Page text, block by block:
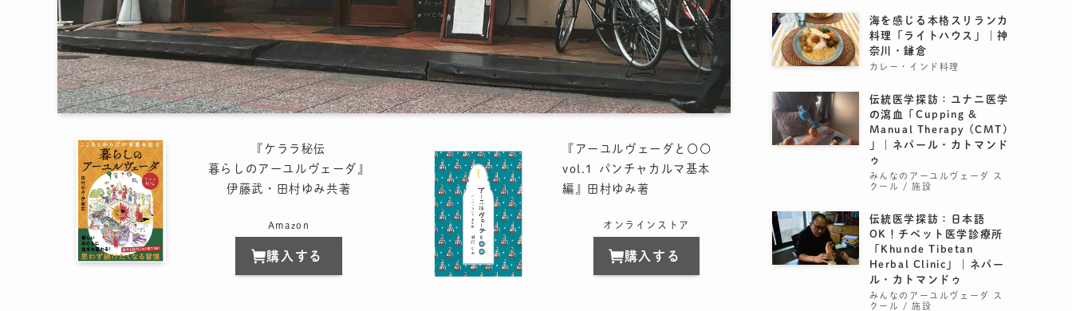
『ケララ秘伝
暮らしのアーユルヴェーダ』
伊藤武・田村ゆみ共著
Amazon
購入する
『アーユルヴェーダと〇〇
vol.1 パンチャカルマ基本
編』田村ゆみ著
オンラインストア
購入する
海を感じる本格スリランカ
料理「ライトハウス」｜神
奈川・鎌倉
カレー・インド料理
伝統医学探訪：ユナニ医学
の瀉血「Cupping &
Manual Therapy (CMT)
」｜ネパール・カトマンド
ゥ
みんなのアーユルヴェーダ ス
クール / 施設
伝統医学探訪：日本語
OK！チベット医学診療所
「Khunde Tibetan
Herbal Clinic」｜ネパー
ル・カトマンドゥ
みんなのアーユルヴェーダ ス
クール / 施設